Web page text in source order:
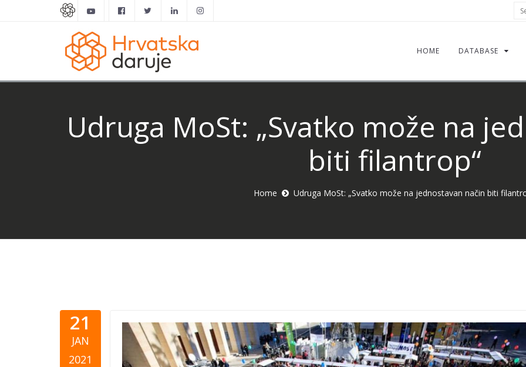
HOME DATABASE
Udruga MoSt: „Svatko može na
biti filantrop“
Home Udruga MoSt: „Svatko može na jednostavan način biti
21
JAN
2021
udruga-most-cover.jpg